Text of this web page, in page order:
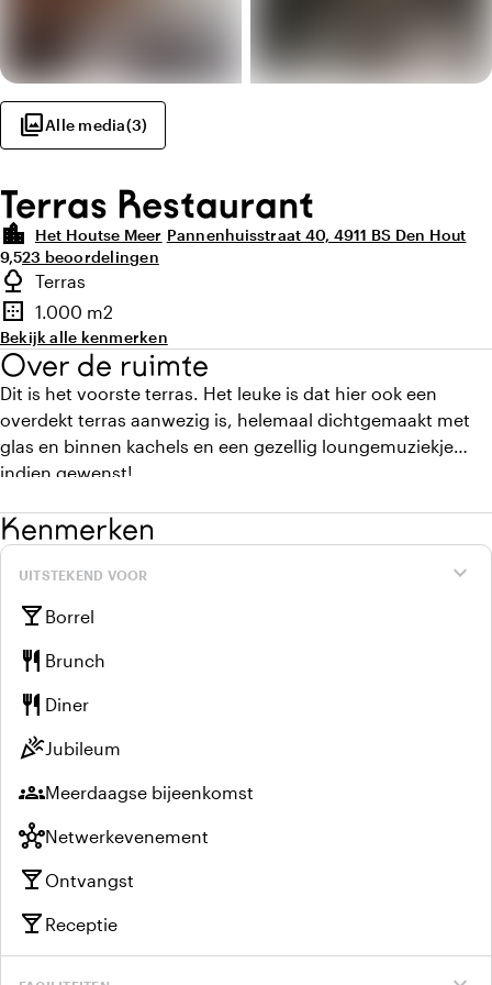
photo_libraryAlle media(3)
Terras Restaurant
location_city Het Houtse Meer Pannenhuisstraat 40, 4911 BS Den Hout
Gemiddelde beoordeling van 9,5 uit 10
9,5Aantal beoordelingen: 23
23 beoordelingen
Highlights
nature
highlighted.details.outdoorSpaceType
Terras
border_outer
Oppervlakte
1.000 m2
Bekijk alle kenmerken
Over de ruimte
Dit is het voorste terras. Het leuke is dat hier ook een
overdekt terras aanwezig is, helemaal dichtgemaakt met
glas en binnen kachels en een gezellig loungemuziekje
indien gewenst!
Kenmerken
expand_more
UITSTEKEND VOOR
local_bar Borrel
restaurant Brunch
restaurant Diner
celebrationJubileum
groupsMeerdaagse bijeenkomst
hubNetwerkevenement
local_bar Ontvangst
local_bar Receptie